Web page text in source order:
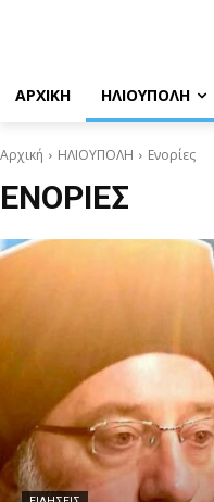
ΑΡΧΙΚΗ ΗΛΙΟΥΠΟΛΗ
Αρχική ΗΛΙΟΥΠΟΛΗ Ενορίες
ΕΝΟΡΙΕΣ